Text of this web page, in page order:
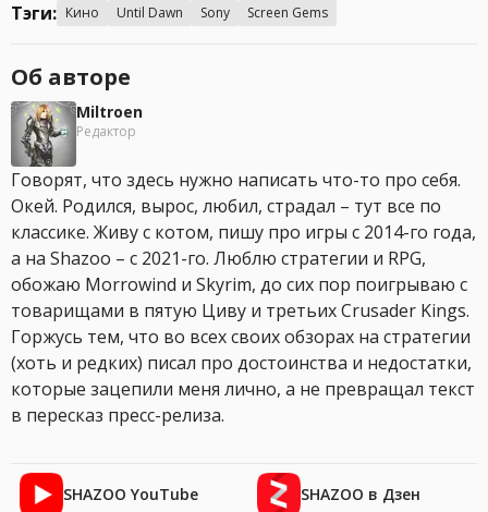
Тэги: Кино Until Dawn Sony Screen Gems
Об авторе
Miltroen
Редактор
Говорят, что здесь нужно написать что-то про себя.
Окей. Родился, вырос, любил, страдал – тут все по
классике. Живу с котом, пишу про игры с 2014-го года,
а на Shazoo – с 2021-го. Люблю стратегии и RPG,
обожаю Morrowind и Skyrim, до сих пор поигрываю с
товарищами в пятую Циву и третьих Crusader Kings.
Горжусь тем, что во всех своих обзорах на стратегии
(хоть и редких) писал про достоинства и недостатки,
которые зацепили меня лично, а не превращал текст
в пересказ пресс-релиза.
SHAZOO YouTube SHAZOO в Дзен